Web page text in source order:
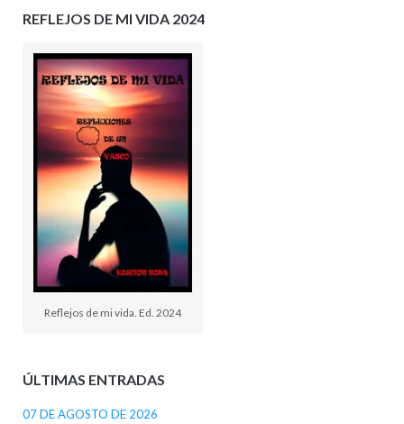
REFLEJOS DE MI VIDA 2024
Reflejos de mi vida. Ed. 2024
ÚLTIMAS ENTRADAS
07 DE AGOSTO DE 2026